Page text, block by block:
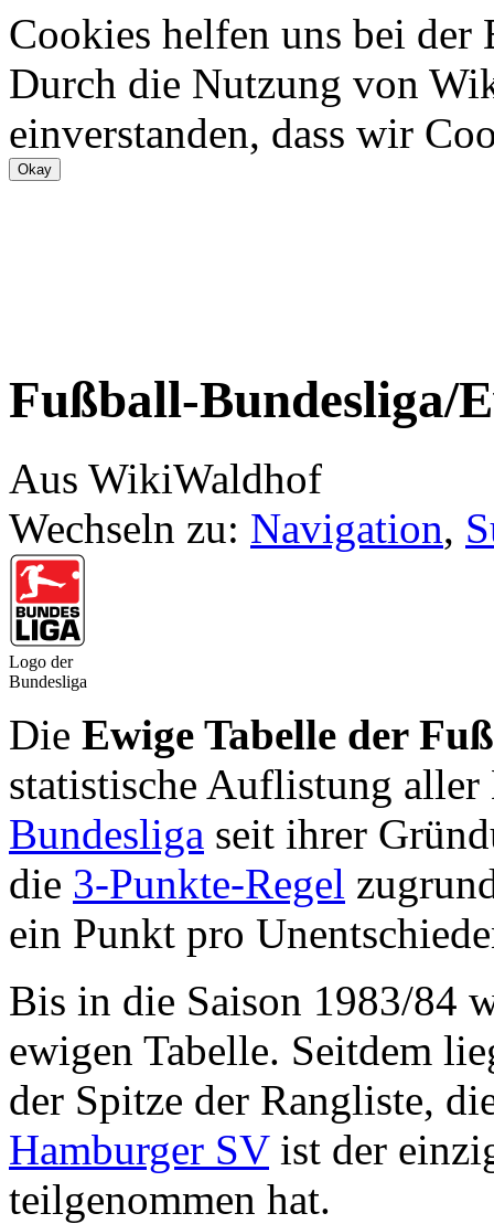
Cookies helfen uns bei
Durch die Nutzung von
einverstanden, dass wir
Fußball-Bundesliga/
Aus WikiWaldhof
Wechseln zu: Navigation,
Logo der
Bundesliga
Die Ewige Tabelle der
statistische Auflistung
Bundesliga seit ihrer
die 3-Punkte-Regel
ein Punkt pro
Bis in die Saison 1983/84
ewigen Tabelle. Seitdem
der Spitze der Rangliste,
Hamburger SVist der
teilgenommen hat.